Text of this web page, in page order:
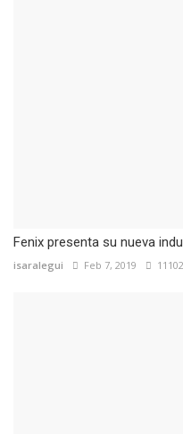
Fenix presenta su nueva
isaralegui Feb 7, 2019